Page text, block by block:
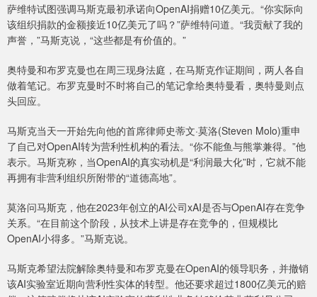
萨维特试图强调马斯克最初承诺向OpenAI捐赠10亿美元。“你实际向
该组织捐款的金额接近10亿美元了吗？”萨维特问道。“我贡献了我的
声誉，”马斯克说，“这些都是有价值的。”
奥特曼和布罗克曼也在周三现身法庭，在马斯克作证期间，两人各自
做着笔记。布罗克曼时不时将自己的笔记拿给奥特曼看，奥特曼则点
头回应。
马斯克当天一开始先向他的首席律师史蒂文·莫洛(Steven Molo)重申
了自己对OpenAI转为营利性机构的看法。“你不能鱼与熊掌兼得。”他
表示。马斯克称，当OpenAI的真实动机是“利润最大化”时，它就不能
再拥有非营利组织所附带的“道德高地”。
莫洛问马斯克，他在2023年创立的AI公司xAI是否与OpenAI存在竞争
关系。“在目前这个阶段，从技术上讲是存在竞争的，但规模比
OpenAI小得多。”马斯克说。
马斯克希望法院解除奥特曼和布罗克曼在OpenAI的领导职务，并撤销
该AI实验室近期向营利性实体的转型。他还要求超过1800亿美元的赔